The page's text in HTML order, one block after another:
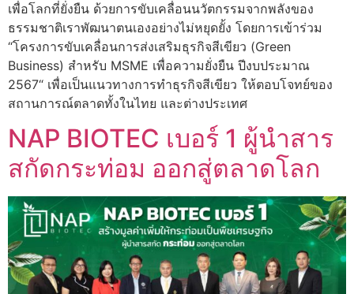
เพื่อโลกที่ยั่งยืน ด้วยการขับเคลื่อนนวัตกรรมจากพลังของ
ธรรมชาติเราพัฒนาตนเองอย่างไม่หยุดยั้ง โดยการเข้าร่วม
“โครงการขับเคลื่อนการส่งเสริมธุรกิจสีเขียว (Green
Business) สำหรับ MSME เพื่อความยั่งยืน ปีงบประมาณ
2567“ เพื่อเป็นแนวทางการทำธุรกิจสีเขียว ให้ตอบโจทย์ของ
สถานการณ์ตลาดทั้งในไทย และต่างประเทศ
NAP BIOTEC เบอร์ 1 ผู้นำสาร
สกัดกระท่อม ออกสู่ตลาดโลก